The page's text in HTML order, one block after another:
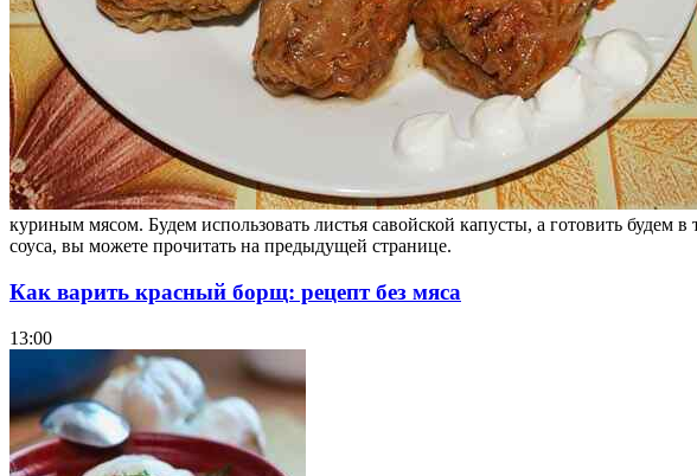
куриным мясом. Будем использовать листья савойской капусты, а готовить
соуса, вы можете прочитать на предыдущей странице.
Как варить красный борщ: рецепт без мяса
13:00